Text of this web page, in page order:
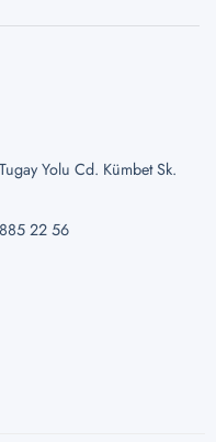
Yolu Cd. Kümbet Sk.
22 56